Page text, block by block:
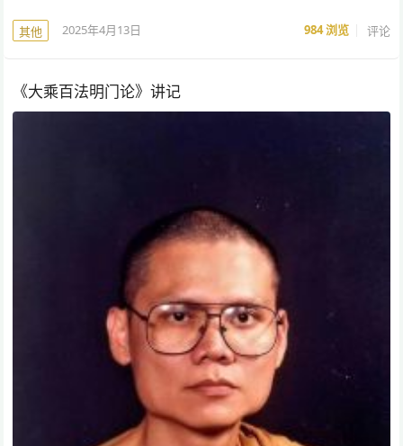
其他 2025年4月13日 984浏览 评论
《大乘百法明门论》讲记